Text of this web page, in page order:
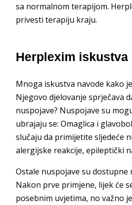
sa normalnom terapijom.
privesti terapiju kraju.
Herplexim iskustva
Mnoga iskustva navode kako je
Njegovo djelovanje sprječava
nuspojave? Nuspojave su
ubrajaju se: Omaglica i
slučaju da primijetite sljedeće
alergijske reakcije, epileptički
Ostale nuspojave su dostupne
Nakon prve primjene, lijek će
posebnim uvjetima, no važno